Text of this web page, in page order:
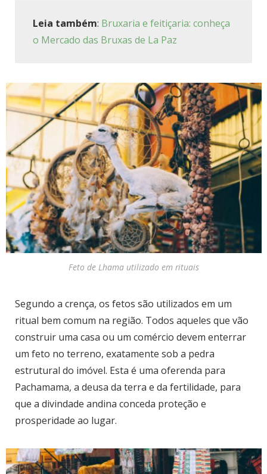
Leia também: Bruxaria e feitiçaria: conheça
o Mercado das Bruxas de La Paz
Feto de Lhama utilizado em rituais
Segundo a crença, os fetos são utilizados em um
ritual bem comum na região. Todos aqueles que vão
construir uma casa ou um comércio devem enterrar
um feto no terreno, exatamente sob a pedra
estrutural do imóvel. Esta é uma oferenda para
Pachamama, a deusa da terra e da fertilidade, para
que a divindade andina conceda proteção e
prosperidade ao lugar.